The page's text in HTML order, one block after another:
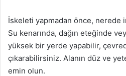
İskeleti yapmadan önce, nerede
Su kenarında, dağın eteğinde
yüksek bir yerde yapabilir,
çıkarabilirsiniz. Alanın düz ve
emin olun.